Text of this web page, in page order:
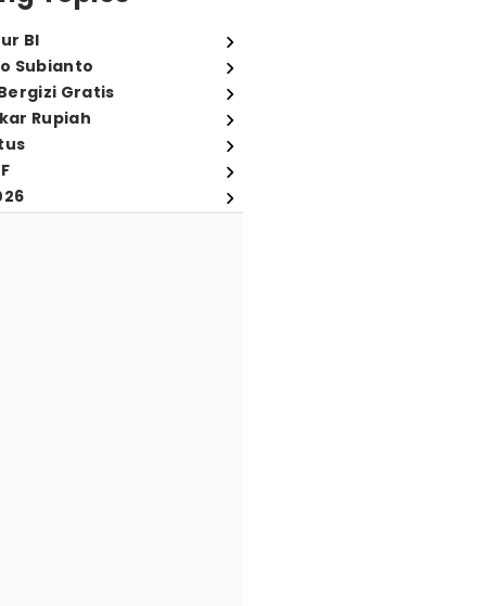
BI
Subianto
Gratis
Rupiah